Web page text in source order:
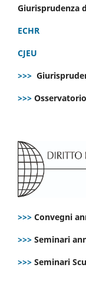
Giurisprudenza
ECHR
CJEU
>>>
>>>
>>> Convegni
>>> Seminari
>>> Seminari